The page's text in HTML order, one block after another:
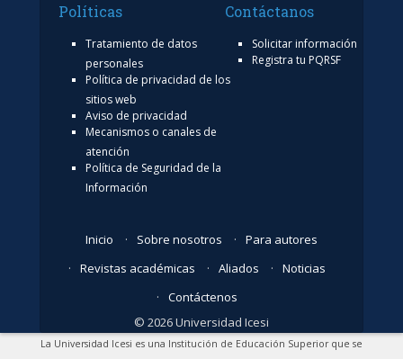
Políticas
Tratamiento de datos
personales
Política de privacidad de los
sitios web
Aviso de privacidad
Mecanismos o canales de
atención
Política de Seguridad de la
Información
Contáctanos
Solicitar información
Registra tu PQRSF
Inicio Sobre nosotros
Para autores
Revistas académicas
Aliados
Noticias
Contáctenos
© 2026 Universidad Icesi
La Universidad Icesi es una Institución de Educación Superior que se